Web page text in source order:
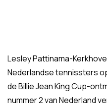
Lesley Pattinama-
Nederlandse tennissters
de Billie Jean King Cup-
nummer 2 van Nederland